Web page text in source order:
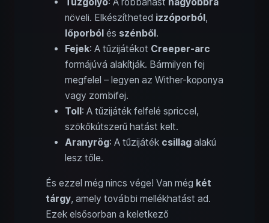
növeli. Elkészítheted izzóporból,
lőporból és szénből.
Fejek: A tűzijátékot Creeper-arc
formájúvá alakítják. Bármilyen fej
megfelel – legyen az Wither-koponya
vagy zombifej.
Toll: A tűzijáték felfelé spriccel,
szökőkútszerű hatást kelt.
Aranyrög: A tűzijáték csillag alakú
lesz tőle.
És ezzel még nincs vége! Van még két
tárgy, amely további mellékhatást ad.
Ezek elsősorban a keletkező